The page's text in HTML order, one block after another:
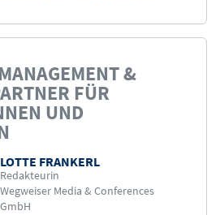
&
FÜR
UND
LOTTE FRANKERL
Redakteurin
Wegweiser Media & Conferences
GmbH